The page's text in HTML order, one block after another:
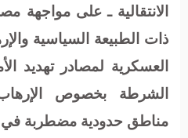
الانتقالية ـ على مواجهة
ذات الطبيعة السياسية
العسكرية لمصادر تهديد
الشرطة بخصوص
مناطق حدودية مضطربة في